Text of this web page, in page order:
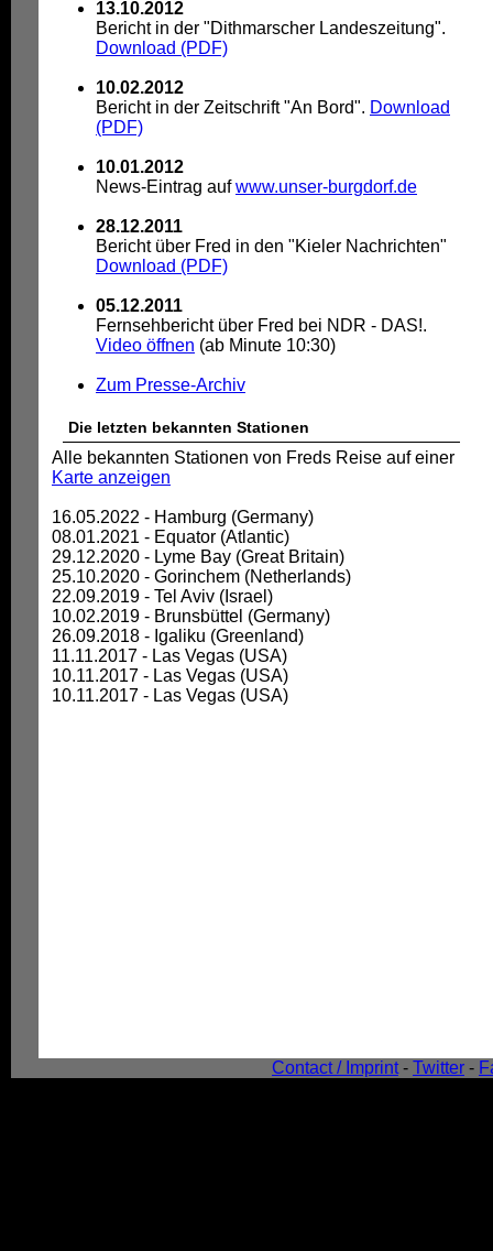
13.10.2012
Bericht in der "Dithmarscher Landeszeitung".
Download (PDF)
10.02.2012
Bericht in der Zeitschrift "An Bord". Download
(PDF)
10.01.2012
News-Eintrag aufwww.unser-burgdorf.de
28.12.2011
Bericht über Fred in den "Kieler Nachrichten"
Download (PDF)
05.12.2011
Fernsehbericht über Fred bei NDR - DAS!.
Video öffnen (ab Minute 10:30)
Zum Presse-Archiv
Die letzten bekannten Stationen
Alle bekannten Stationen von Freds Reise auf einer
Karte anzeigen
16.05.2022 - Hamburg (Germany)
08.01.2021 - Equator (Atlantic)
29.12.2020 - Lyme Bay (Great Britain)
25.10.2020 - Gorinchem (Netherlands)
22.09.2019 - Tel Aviv (Israel)
10.02.2019 - Brunsbüttel (Germany)
26.09.2018 - Igaliku (Greenland)
11.11.2017 - Las Vegas (USA)
10.11.2017 - Las Vegas (USA)
10.11.2017 - Las Vegas (USA)
Contact / Imprint- Twitter -